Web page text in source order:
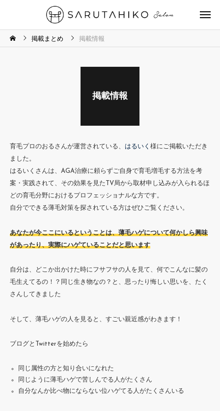
掲載まとめ 掲載情報
掲載情報
育毛プロのおるさんが運営されている、 はるいく 様にご掲載いただき
ました。
はるいくさんは、AGA治療に頼らずご自身で育毛増毛する方法を考
案・実践されて、その効果を見たTV局から取材申し込みが入られるほ
どの育毛分野におけるプロフェッショナルな方です。
自分でできる薄毛対策を探されている方はぜひご覧ください。
あなたが今ここにいるということは、薄毛ハゲについて何かしら興味
があったり、実際にハゲていることだと思います
自分は、どこか出かけた時にフサフサの人を見て、何でこんなに髪の
毛生えてるの！？同じ生き物なの？と、思ったり悔しい思いを、たく
さんしてきました
そして、薄毛ハゲの人を見ると、すごい親近感がわきます！
ブログとTwitterを始めたら
同じ属性の方と知り合いになれた
同じように薄毛ハゲで苦しんでる人がたくさん
自分なんか比べ物にならない位ハゲてる人がたくさんいる